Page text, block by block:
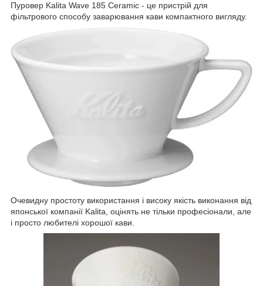
Пуровер Kalita Wave 185 Ceramic - це пристрій для
фільтрового способу заварювання кави компактного вигляду.
Очевидну простоту використання і високу якість виконання від
японської компанії Kalita, оцінять не тільки професіонали, але
і просто любителі хорошої кави.